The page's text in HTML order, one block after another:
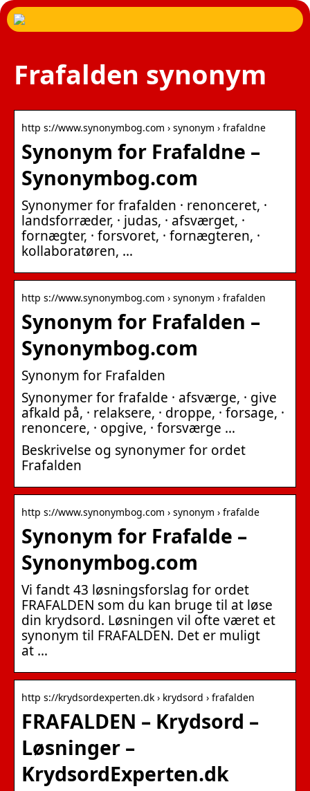
Frafalden synonym
http s://www.synonymbog.com › synonym › frafaldne
Synonym for Frafaldne –
Synonymbog.com
Synonymer for frafalden · renonceret, ·
landsforræder, · judas, · afsværget, ·
fornægter, · forsvoret, · fornægteren, ·
kollaboratøren, …
http s://www.synonymbog.com › synonym › frafalden
Synonym for Frafalden –
Synonymbog.com
Synonym for Frafalden
Synonymer for frafalde · afsværge, · give
afkald på, · relaksere, · droppe, · forsage, ·
renoncere, · opgive, · forsværge …
Beskrivelse og synonymer for ordet
Frafalden
http s://www.synonymbog.com › synonym › frafalde
Synonym for Frafalde –
Synonymbog.com
Vi fandt 43 løsningsforslag for ordet
FRAFALDEN som du kan bruge til at løse
din krydsord. Løsningen vil ofte været et
synonym til FRAFALDEN. Det er muligt
at …
http s://krydsordexperten.dk › krydsord › frafalden
FRAFALDEN – Krydsord –
Løsninger –
KrydsordExperten.dk